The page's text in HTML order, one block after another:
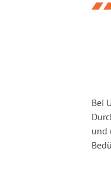
Bei
und